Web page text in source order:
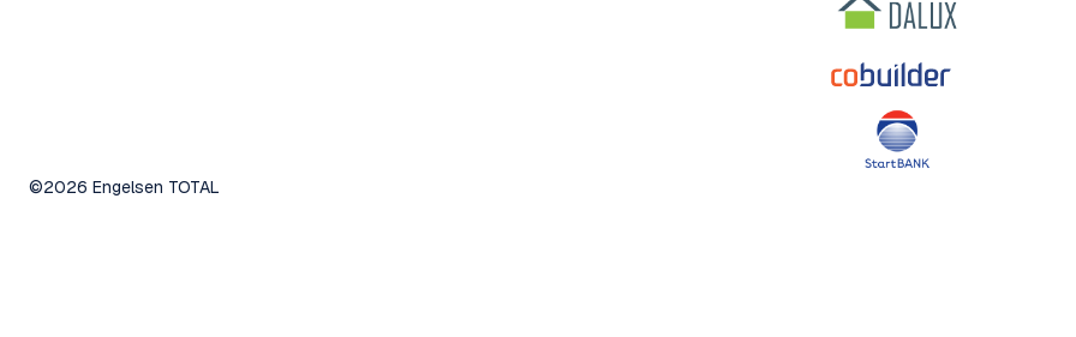
©2026 Engelsen TOTAL